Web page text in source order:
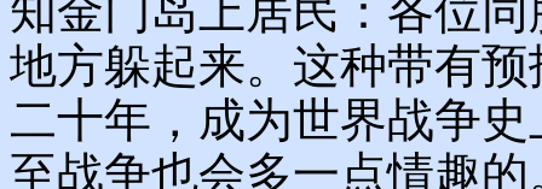
知金门岛上居民：各位
地方躲起来。这种带有
二十年，成为世界战争
至战争也会多一点情趣